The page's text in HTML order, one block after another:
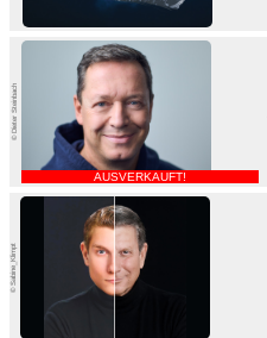
© Dieter Steinbach
AUSVERKAUFT!
© Sabine_Klimpt